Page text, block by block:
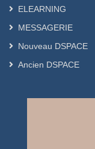
ELEARNING
MESSAGERIE
Nouveau DSPACE
Ancien DSPACE